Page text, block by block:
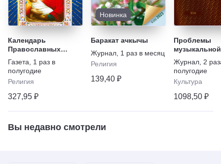
Календарь
Православных
праздников на 2027
год
Газета
1 раз в
полугодие
Религия
327,95 ₽
Новинка
Баракат ачкычы
Журнал 1 раз в месяц
Религия
139,40 ₽
Проблемы
Music
Журнал 2
полугодие
Культура
1098,50 ₽
Вы недавно смотрели